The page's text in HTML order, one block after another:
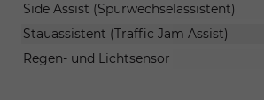
Side Assist (Spurwechselassistent)
Stauassistent (Traffic Jam Assist)
Regen- und Lichtsensor